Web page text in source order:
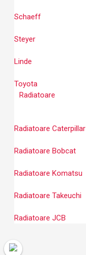
Schaeff
Steyer
Linde
Toyota
Radiatoare
Radiatoare Caterpillar
Radiatoare Bobcat
Radiatoare Komatsu
Radiatoare Takeuchi
Radiatoare JCB